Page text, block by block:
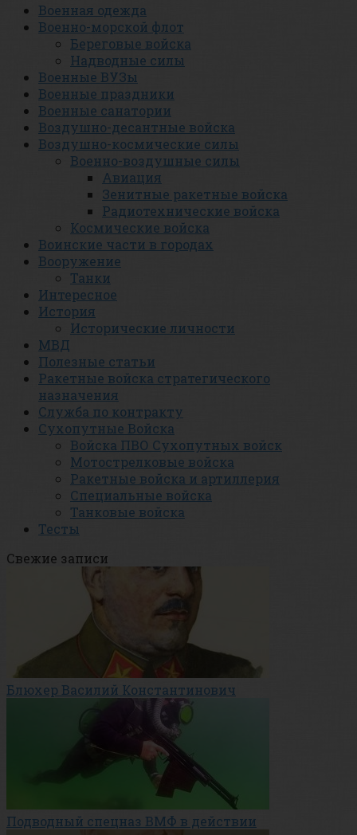
Военная одежда
Военно-морской флот
Береговые войска
Надводные силы
Военные ВУЗы
Военные праздники
Военные санатории
Воздушно-десантные войска
Воздушно-космические силы
Военно-воздушные силы
Авиация
Зенитные ракетные войска
Радиотехнические войска
Космические войска
Воинские части в городах
Вооружение
Танки
Интересное
История
Исторические личности
МВД
Полезные статьи
Ракетные войска стратегического
назначения
Служба по контракту
Сухопутные Войска
Войска ПВО Сухопутных войск
Мотострелковые войска
Ракетные войска и артиллерия
Специальные войска
Танковые войска
Тесты
Свежие записи
Блюхер Василий Константинович
Подводный спецназ ВМФ в действии